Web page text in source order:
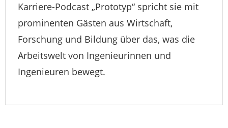
Karriere-Podcast „Prototyp“ spricht sie mit
prominenten Gästen aus Wirtschaft,
Forschung und Bildung über das, was die
Arbeitswelt von Ingenieurinnen und
Ingenieuren bewegt.